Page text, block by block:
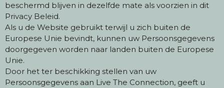
beschermd blijven in dezelfde mate als voorzien in dit
Privacy Beleid.
Als u de Website gebruikt terwijl u zich buiten de
Europese Unie bevindt, kunnen uw Persoonsgegevens
doorgegeven worden naar landen buiten de Europese
Unie.
Door het ter beschikking stellen van uw
Persoonsgegevens aan Live The Connection, geeft u